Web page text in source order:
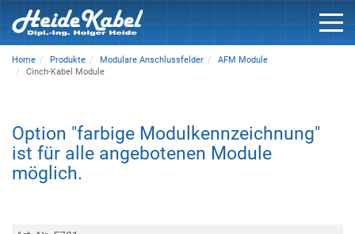
Home Produkte Modulare Anschlussfelder
AFM Module
Cinch-Kabel Module
Option "farbige Modulkennzeichnung"
ist für alle angebotenen Module
möglich.